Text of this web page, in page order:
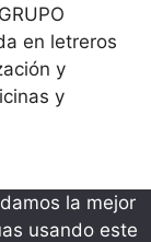
en letreros
y
y
la mejor
usando este